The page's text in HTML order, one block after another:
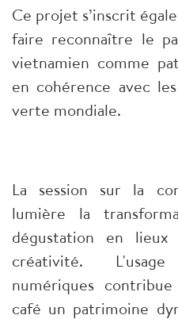
Ce projet s’inscrit
faire reconnaître le
vietnamien comme
en cohérence avec
verte mondiale.
La session sur la
lumière la
dégustation en
créativité.
numériques
café un patrimoine